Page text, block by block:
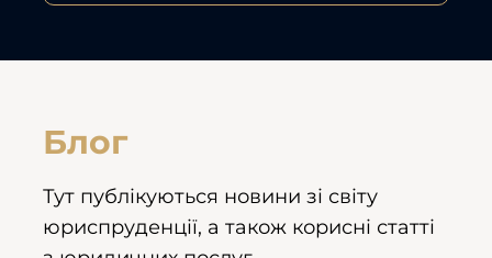
Блог
Тут публікуються новини зі світу
юриспруденції, а також корисні статті